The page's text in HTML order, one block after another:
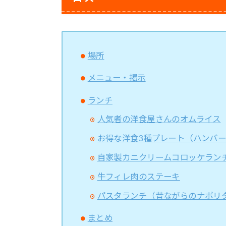
場所
メニュー・掲示
ランチ
人気者の洋食屋さんのオムライス
お得な洋食3種プレート（ハンバー
自家製カニクリームコロッケラン
牛フィレ肉のステーキ
パスタランチ（昔ながらのナポリ
まとめ